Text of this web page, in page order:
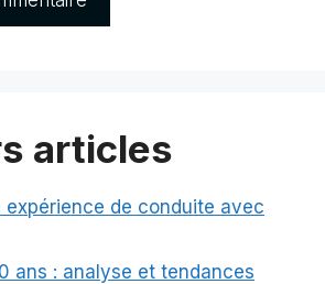
articles
expérience de conduite avec
ans : analyse et tendances